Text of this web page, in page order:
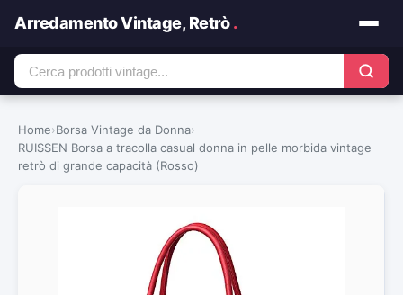
Arredamento Vintage, Retrò.
Home›Borsa Vintage da Donna›
RUISSEN Borsa a tracolla casual donna in pelle morbida vintage
retrò di grande capacità (Rosso)